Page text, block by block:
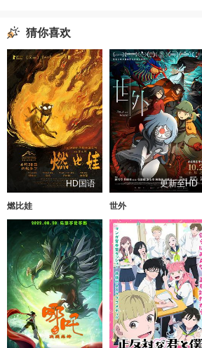
猜你喜欢
HD国语
燃比娃
更新至HD
世外